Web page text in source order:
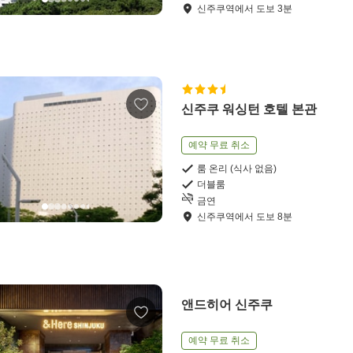
신주쿠역에서 도보 3분
신주쿠 워싱턴 호텔 본관
예약 무료 취소
룸 온리 (식사 없음)
더블룸
금연
신주쿠역에서 도보 8분
앤드히어 신주쿠
예약 무료 취소